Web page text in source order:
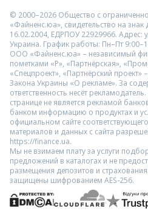
© 2000–2026 Общество с
«Файненс.юа», свидетельство на
16.02.2004, ЕДРПОУ 22929966. Адрес:
Украина. График работы: Пн–Пт
ООО «Файненс.юа» – независимый
пометками «Р», «Партнёрская»,
«Спецпроект», «Партнёрский
Закона Украины «О рекламе». За
ответственность несёт
странице не является рекламой
банком информацию о продуктах и
официальном сайте
материалов и данных с сайта
https://finance.ua.
Мы не взимаем плату за услуги
предложений в каталогах и не
размещения депозитов и
защищены шифрованием AES-256.